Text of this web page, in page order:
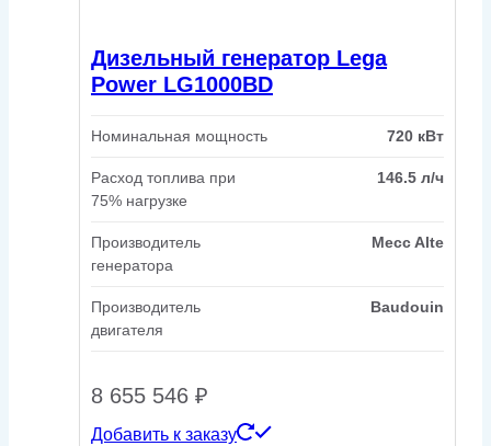
Дизельный генератор Lega
Power LG1000BD
Номинальная мощность 720 кВт
Расход топлива при
75% нагрузке
146.5 л/ч
Производитель
генератора
Mecc Alte
Производитель
двигателя
Baudouin
8 655 546 ₽
Добавить к заказу